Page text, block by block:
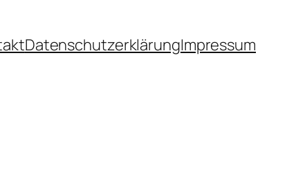
DatenschutzerklärungImpressum